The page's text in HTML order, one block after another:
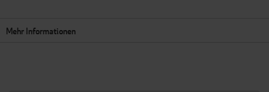
Mehr Informationen